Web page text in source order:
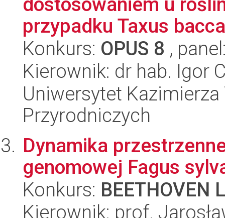
przypadku Taxus
Konkurs: OPUS 8 ,
Kierownik: dr hab. Igor
Uniwersytet Kazimierza
Przyrodniczych
Dynamika
genomowej Fagus
Konkurs: BEETHOVEN
Kierownik: prof.